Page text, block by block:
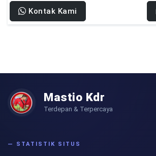
Kontak Kami
Mastio Kdr
Terdepan & Terpercaya
— STATISTIK SITUS